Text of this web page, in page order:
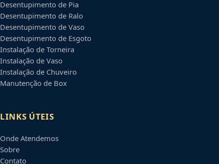
Desentupimento de Pia
Desentupimento de Ralo
Desentupimento de Vaso
Desentupimento de Esgoto
Instalação de Torneira
Instalação de Vaso
Instalação de Chuveiro
Manutenção de Box
LINKS ÚTEIS
Onde Atendemos
Sobre
Contato